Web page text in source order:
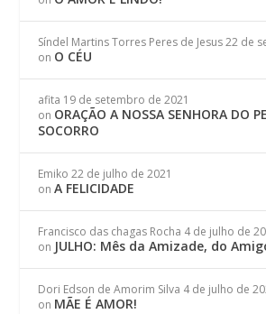
Síndel Martins Torres Peres de Jesus 22 de
on O CÉU
afita 19 de setembro de 2021
on ORAÇÃO A NOSSA SENHORA DO
SOCORRO
Emiko 22 de julho de 2021
onA FELICIDADE
Francisco das chagas Rocha 4 de julho de
on JULHO: Mês da Amizade, do
Dori Edson de Amorim Silva 4 de julho de
on MÃE É AMOR!